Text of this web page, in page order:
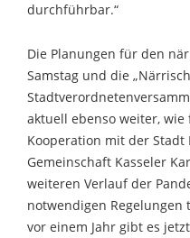
durchführbar.“
Die Planungen für den
Samstag und die
aktuell ebenso weiter,
Kooperation mit der Stadt
Gemeinschaft Kasseler
weiteren Verlauf der
notwendigen Regelungen
vor einem Jahr gibt es